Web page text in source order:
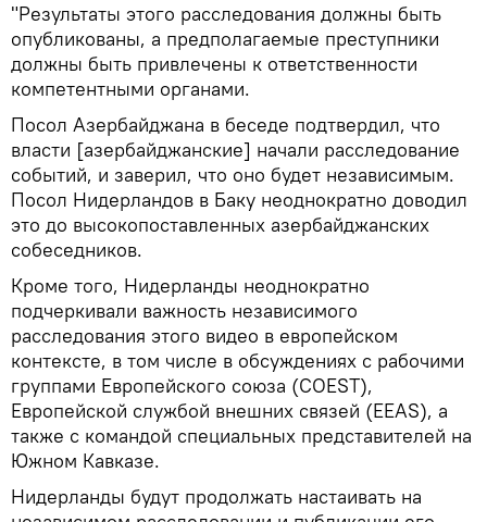
"Результаты этого расследования должны быть
опубликованы, а предполагаемые преступники
должны быть привлечены к ответственности
компетентными органами.
Посол Азербайджана в беседе подтвердил, что
власти [азербайджанские] начали расследование
событий, и заверил, что оно будет независимым.
Посол Нидерландов в Баку неоднократно доводил
это до высокопоставленных азербайджанских
собеседников.
Кроме того, Нидерланды неоднократно
подчеркивали важность независимого
расследования этого видео в европейском
контексте, в том числе в обсуждениях с рабочими
группами Европейского союза (COEST),
Европейской службой внешних связей (EEAS), а
также с командой специальных представителей на
Южном Кавказе.
Нидерланды будут продолжать настаивать на